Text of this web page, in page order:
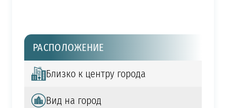
РАСПОЛОЖЕНИЕ
Близко к центру города
Вид на город